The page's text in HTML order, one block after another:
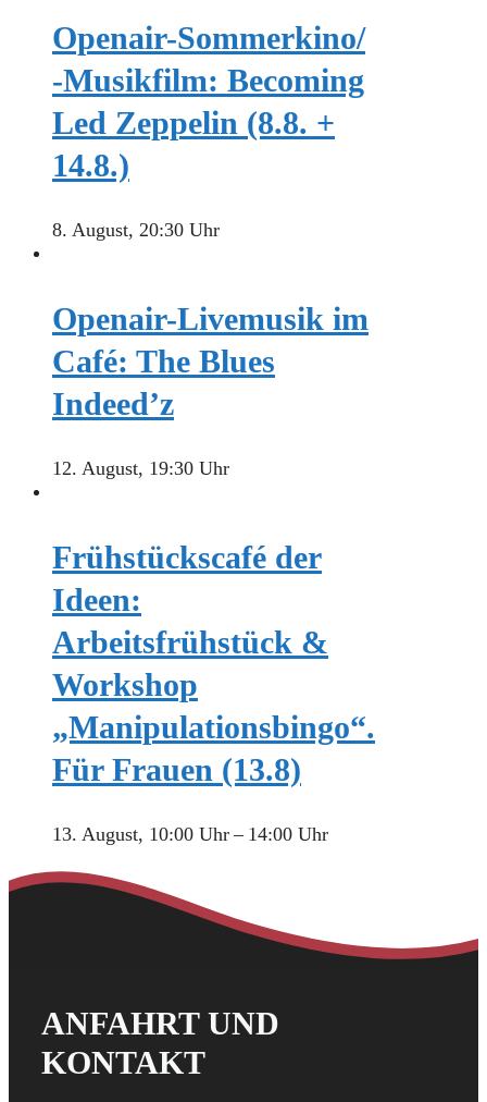
Openair-Sommerkino/
-Musikfilm: Becoming
Led Zeppelin (8.8. +
14.8.)
8. August, 20:30 Uhr
Openair-Livemusik im
Café: The Blues
Indeed’z
12. August, 19:30 Uhr
Frühstückscafé der
Ideen:
Arbeitsfrühstück &
Workshop
„Manipulationsbingo“.
Für Frauen (13.8)
13. August, 10:00 Uhr– 14:00 Uhr
ANFAHRT UND
KONTAKT